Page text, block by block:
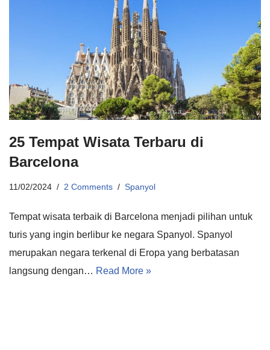
25 Tempat Wisata Terbaru di
Barcelona
11/02/2024 2 Comments Spanyol
Tempat wisata terbaik di Barcelona menjadi pilihan untuk
turis yang ingin berlibur ke negara Spanyol. Spanyol
merupakan negara terkenal di Eropa yang berbatasan
langsung dengan… Read More »